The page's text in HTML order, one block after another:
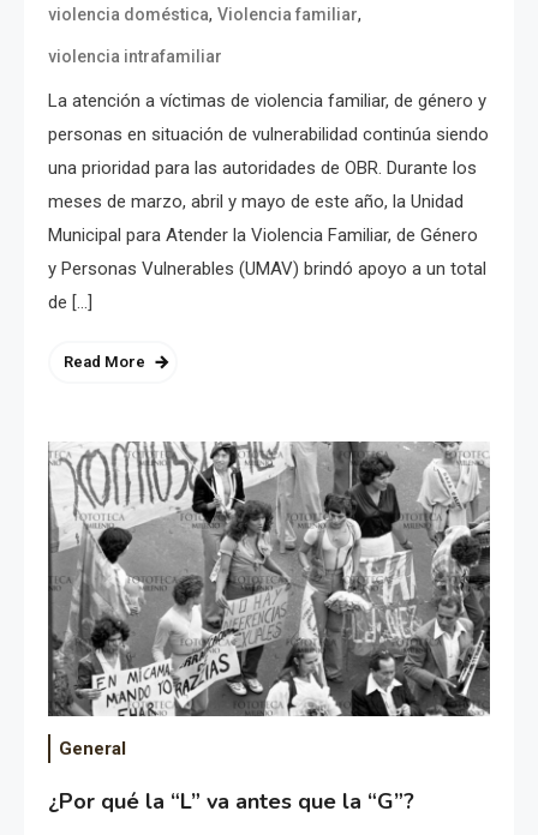
violencia doméstica, Violencia familiar,
violencia intrafamiliar
La atención a víctimas de violencia familiar, de género y
personas en situación de vulnerabilidad continúa siendo
una prioridad para las autoridades de OBR. Durante los
meses de marzo, abril y mayo de este año, la Unidad
Municipal para Atender la Violencia Familiar, de Género
y Personas Vulnerables (UMAV) brindó apoyo a un total
de […]
Read More
General
¿Por qué la “L” va antes que la “G”?